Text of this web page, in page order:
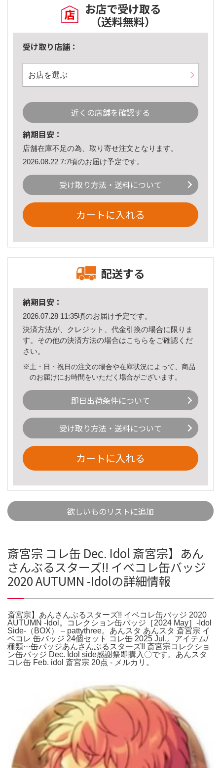
お店で受け取る
（送料無料）
受け取り店舗：
お店を選ぶ
近くの店舗を確認する
納期目安：
店舗在庫不足の為、取り寄せ注文となります。
2026.08.22 7:7頃のお届け予定です。
受け取り方法・送料について
カートに入れる
配送する
納期目安：
2026.07.28 11:35頃のお届け予定です。
決済方法が、クレジット、代金引換の場合に限りま
す。その他の決済方法の場合はこちら をご確認くだ
さい。
※土・日・祝日の注文の場合や在庫状況によって、商品
のお届けにお時間をいただく場合がございます。
即日出荷条件について
受け取り方法・送料について
カートに入れる
欲しいものリストに追加
斎宮宗 コレ缶 Dec. Idol 斎宮宗】あん
さんぶるスターズ!! イベコレ缶バッジ
2020 AUTUMN -Idolの詳細情報
斎宮宗】あんさんぶるスターズ!! イベコレ缶バッジ 2020
AUTUMN -Idol。コレクション缶バッジ［2024 May］-Idol
Side-（BOX） – pattythree。あんスタ あんスタ 斎宮宗 イ
ベコレ 缶バッジ 24個セット コレ缶 2025 Jul.。アイテム/
種類···缶バッジあんさんぶるスターズ!! 斎宮宗コレクショ
ン缶バッジ Dec. Idol side感謝祭即購入〇です。あんスタ
コレ缶 Feb. idol 斎宮宗 20点 - メルカリ。